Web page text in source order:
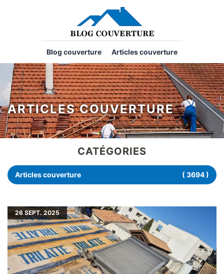
Blog couverture Articles couverture
ARTICLES COUVERTURE
CATÉGORIES
Articles couverture ( 3694 )
26SEPT. 2025